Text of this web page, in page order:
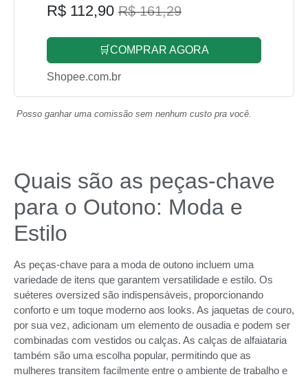
R$ 112,90 R$ 161,29
🛒COMPRAR AGORA
Shopee.com.br
Posso ganhar uma comissão sem nenhum custo pra você.
Quais são as peças-chave
para o Outono: Moda e
Estilo
As peças-chave para a moda de outono incluem uma
variedade de itens que garantem versatilidade e estilo. Os
suéteres oversized são indispensáveis, proporcionando
conforto e um toque moderno aos looks. As jaquetas de couro,
por sua vez, adicionam um elemento de ousadia e podem ser
combinadas com vestidos ou calças. As calças de alfaiataria
também são uma escolha popular, permitindo que as
mulheres transitem facilmente entre o ambiente de trabalho e